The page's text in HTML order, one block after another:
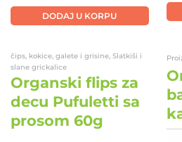
DODAJ U KORPU
čips, kokice, galete i grisine, Slatkiši i
slane grickalice
Organski flips za
decu Pufuletti sa
prosom 60g